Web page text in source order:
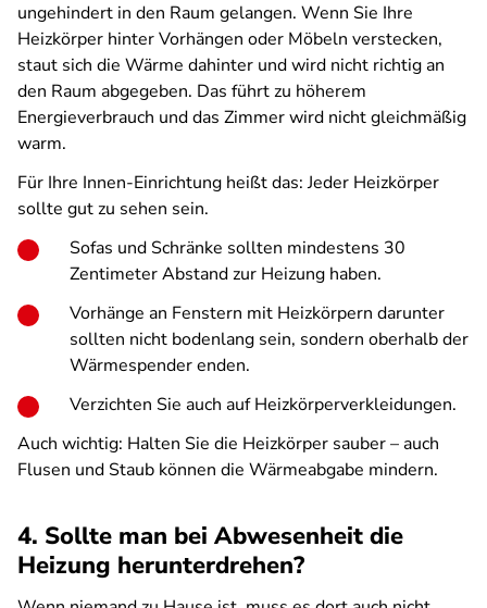
ungehindert in den Raum gelangen. Wenn Sie Ihre
Heizkörper hinter Vorhängen oder Möbeln verstecken,
staut sich die Wärme dahinter und wird nicht richtig an
den Raum abgegeben. Das führt zu höherem
Energieverbrauch und das Zimmer wird nicht gleichmäßig
warm.
Für Ihre Innen-Einrichtung heißt das: Jeder Heizkörper
sollte gut zu sehen sein.
Sofas und Schränke sollten mindestens 30
Zentimeter Abstand zur Heizung haben.
Vorhänge an Fenstern mit Heizkörpern darunter
sollten nicht bodenlang sein, sondern oberhalb der
Wärmespender enden.
Verzichten Sie auch auf Heizkörperverkleidungen.
Auch wichtig: Halten Sie die Heizkörper sauber – auch
Flusen und Staub können die Wärmeabgabe mindern.
4. Sollte man bei Abwesenheit die
Heizung herunterdrehen?